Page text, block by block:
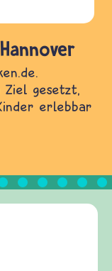
Ziel gesetzt,
erlebbar